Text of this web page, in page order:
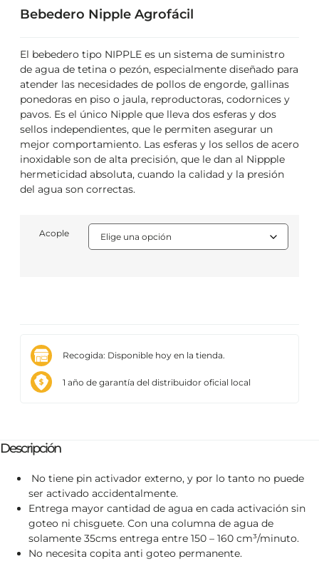
Bebedero Nipple Agrofácil
El bebedero tipo NIPPLE es un sistema de suministro
de agua de tetina o pezón, especialmente diseñado para
atender las necesidades de pollos de engorde, gallinas
ponedoras en piso o jaula, reproductoras, codornices y
pavos. Es el único Nipple que lleva dos esferas y dos
sellos independientes, que le permiten asegurar un
mejor comportamiento. Las esferas y los sellos de acero
inoxidable son de alta precisión, que le dan al Nippple
hermeticidad absoluta, cuando la calidad y la presión
del agua son correctas.
Acople
Recogida: Disponible hoy en la tienda.
1 año de garantía del distribuidor oficial local
Descripción
No tiene pin activador externo, y por lo tanto no puede
ser activado accidentalmente.
Entrega mayor cantidad de agua en cada activación sin
goteo ni chisguete. Con una columna de agua de
solamente 35cms entrega entre 150 – 160 cm³/minuto.
No necesita copita anti goteo permanente.